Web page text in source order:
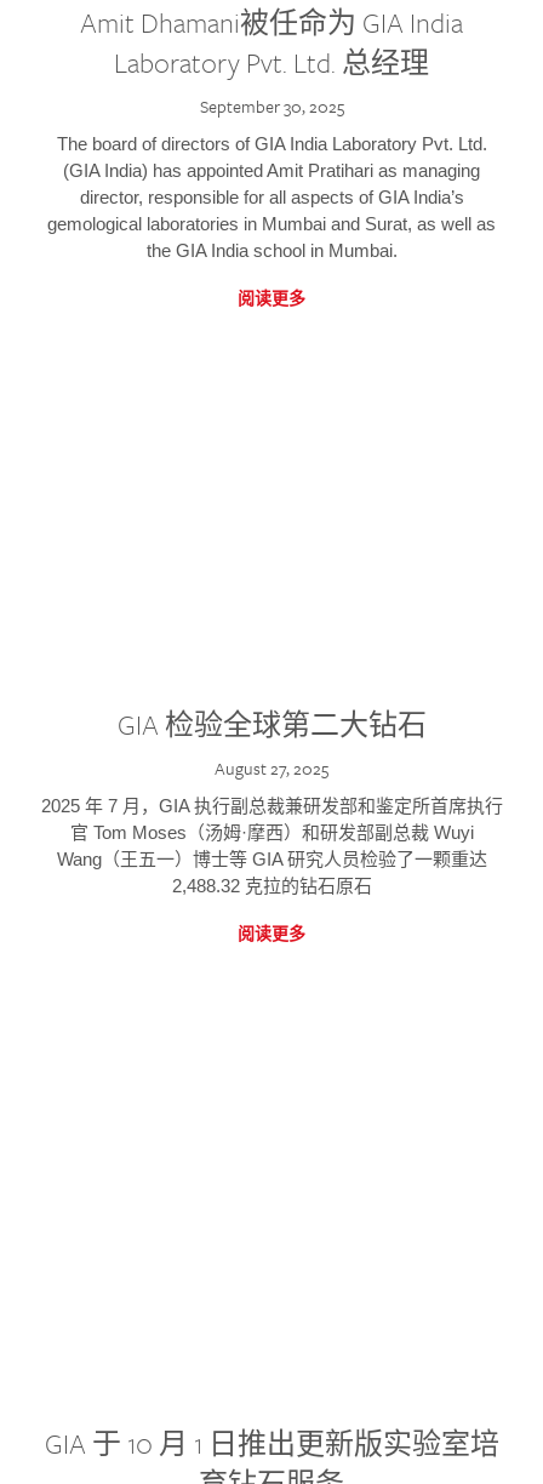
Amit Dhamani被任命为 GIA India
Laboratory Pvt. Ltd. 总经理
September 30, 2025
The board of directors of GIA India Laboratory Pvt. Ltd.
(GIA India) has appointed Amit Pratihari as managing
director, responsible for all aspects of GIA India’s
gemological laboratories in Mumbai and Surat, as well as
the GIA India school in Mumbai.
阅读更多
GIA 检验全球第二大钻石
August 27, 2025
2025 年 7 月，GIA 执行副总裁兼研发部和鉴定所首席执行
官 Tom Moses（汤姆·摩西）和研发部副总裁 Wuyi
Wang（王五一）博士等 GIA 研究人员检验了一颗重达
2,488.32 克拉的钻石原石
阅读更多
GIA 于 10 月 1 日推出更新版实验室培